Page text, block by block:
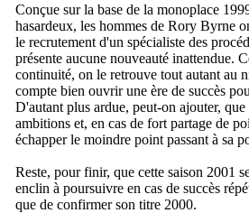
Conçue sur la base de la monoplace
hasardeux, les hommes de Rory Byrne
le recrutement d'un spécialiste des
présente aucune nouveauté inattendue.
continuité, on le retrouve tout autant au
compte bien ouvrir une ère de succès
D'autant plus ardue, peut-on ajouter,
ambitions et, en cas de fort partage de
échapper le moindre point passant à sa
Reste, pour finir, que cette saison 2001
enclin à poursuivre en cas de succès
que de confirmer son titre 2000.